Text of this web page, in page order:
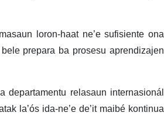
loron-haat ne’e sufisiente ona
prepara ba prosesu aprendizajen
relasaun internasionál
la’ós ida-ne’e de’it maibé kontinua